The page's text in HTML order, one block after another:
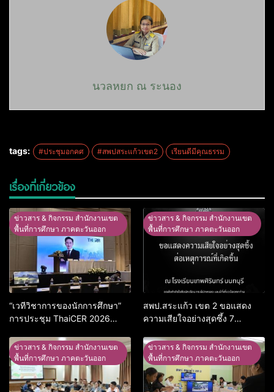
นวลหยก ณ ระนอง
tags: #ประชุมอกคศ #สพปสระแก้วเขต2 เรียนดีมีคุณธรรม
เรื่องที่เกี่ยวข้อง
ข่าวสาร & กิจกรรม สำนักงานเขต
พื้นที่การศึกษา ภาคตะวันออก
“เวทีวิชาการของนักการศึกษา”
การประชุม ThaiCER 2026
Conference on Education
Research (ThaiCER) 2026
ข่าวสาร & กิจกรรม สำนักงานเขต
พื้นที่การศึกษา ภาคตะวันออก
สพป.สระแก้ว เขต 2 ขอแสดง
ความเสียใจอย่างสุดซึ้ง 7
ข่าวสาร & กิจกรรม สำนักงานเขต
พื้นที่การศึกษา ภาคตะวันออก
ข่าวสาร & กิจกรรม สำนักงานเขต
พื้นที่การศึกษา ภาคตะวันออก